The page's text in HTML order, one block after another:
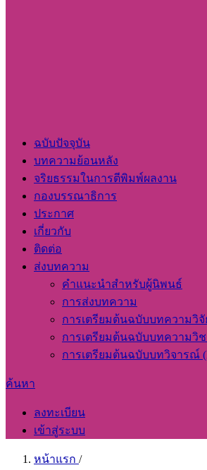
ฉบับปัจจุบัน
บทความย้อนหลัง
จริยธรรมในการตีพิมพ์ผลงาน
กองบรรณาธิการ
ประกาศ
เกี่ยวกับ
ติดต่อ
ส่งบทความ
คำแนะนำสำหรับผู้นิพนธ์
การส่งบทความ
การเตรียมต้นฉบับบทความวิจั
การเตรียมต้นฉบับบทความวิช
การเตรียมต้นฉบับบทวิจารณ์
ค้นหา
ลงทะเบียน
เข้าสู่ระบบ
หน้าแรก /